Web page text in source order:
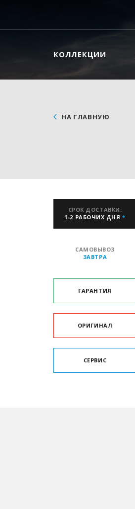
КОЛЛЕКЦИИ
НА ГЛАВНУЮ
СРОК ДОСТАВКИ:
1-2 РАБОЧИХ ДНЯ*
САМОВЫВОЗ
ЗАВТРА
ГАРАНТИЯ
ОРИГИНАЛ
СЕРВИС